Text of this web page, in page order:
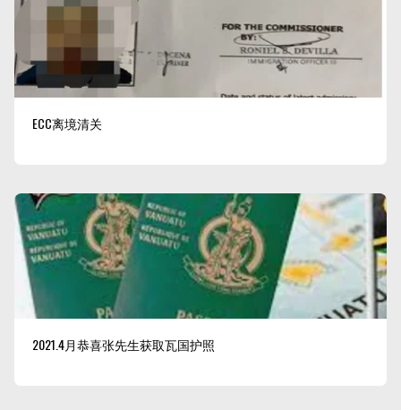
ECC离境清关
2021.4月恭喜张先生获取瓦国护照